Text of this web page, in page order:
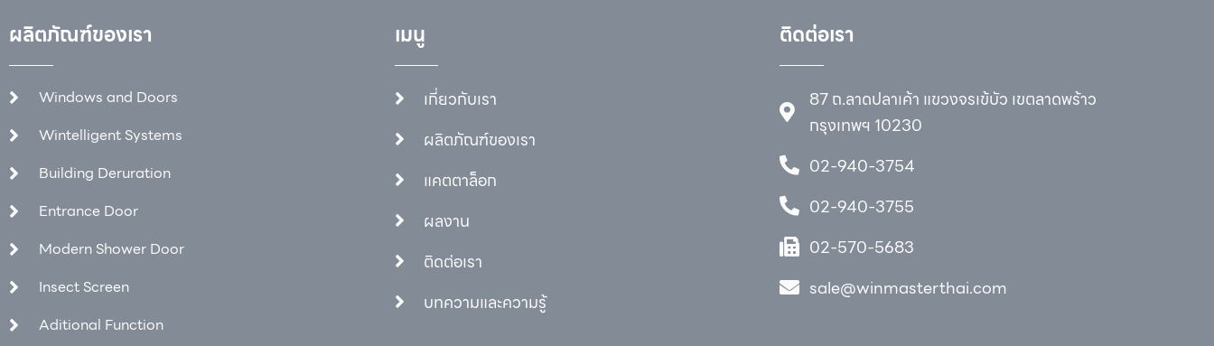
ผลิตภัณฑ์ของเรา
Windows and Doors
Wintelligent Systems
Building Deruration
Entrance Door
Modern Shower Door
Insect Screen
Aditional Function
เมนู
เกี่ยวกับเรา
ผลิตภัณฑ์ของเรา
แคตตาล็อก
ผลงาน
ติดต่อเรา
บทความและความรู้
ติดต่อเรา
87 ถ.ลาดปลาเค้า แขวงจรเข้บัว เขตลาดพร้าว
กรุงเทพฯ 10230
02-940-3754
02-940-3755
02-570-5683
sale@winmasterthai.com